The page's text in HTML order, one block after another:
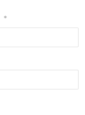
*